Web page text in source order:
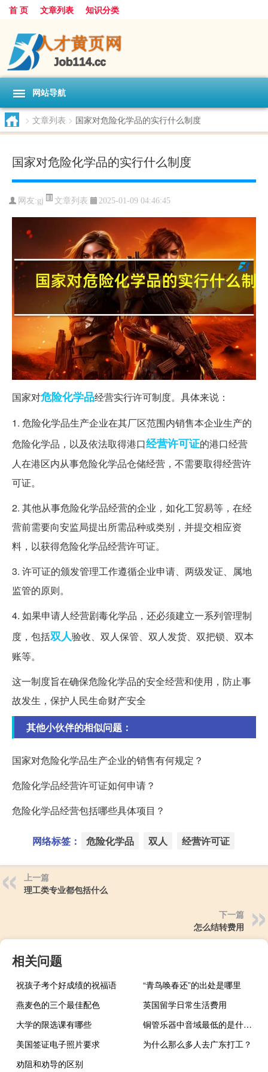
首 页 文章列表 知识分类
网站导航
> 文章列表 > 国家对危险化学品的实行什么制度
国家对危险化学品的实行什么制度
网友:gj 文章列表 2025-01-09 04:46:45
国家对危险化学品经营实行许可制度。具体来说：
1. 危险化学品生产企业在其厂区范围内销售本企业生产的
危险化学品，以及依法取得港口经营许可证的港口经营
人在港区内从事危险化学品仓储经营，不需要取得经营许
可证。
2. 其他从事危险化学品经营的企业，如化工贸易等，在经
营前需要向安监局提出所需品种或类别，并提交相应资
料，以获得危险化学品经营许可证。
3. 许可证的颁发管理工作遵循企业申请、两级发证、属地
监管的原则。
4. 如果申请人经营剧毒化学品，还必须建立一系列管理制
度，包括双人验收、双人保管、双人发货、双把锁、双本
账等。
这一制度旨在确保危险化学品的安全经营和使用，防止事
故发生，保护人民生命财产安全
其他小伙伴的相似问题：
国家对危险化学品生产企业的销售有何规定？
危险化学品经营许可证如何申请？
危险化学品经营包括哪些具体项目？
网络标签： 危险化学品 双人 经营许可证
上一篇
理工类专业都包括什么
下一篇
怎么结转费用
相关问题
祝孩子考个好成绩的祝福语
“青鸟唤春还”的出处是哪里
燕麦色的三个最佳配色
英国留学日常生活费用
大学的限选课有哪些
铜管乐器中音域最低的是什么乐器
美国签证电子照片要求
为什么那么多人去广东打工？
劝阻和劝导的区别